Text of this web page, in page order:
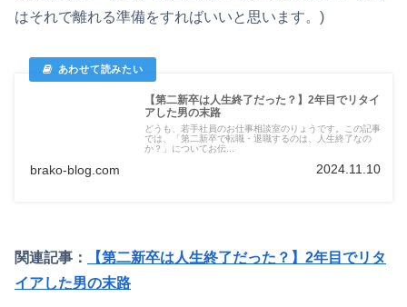
はそれで離れる準備をすればいいと思います。)
【第二新卒は人生終了だった？】2年目でリタイ
アした男の末路
どうも、若手社員のお仕事相談室のりょうです。この記事
では、「第二新卒で転職・退職するのは、人生終了なの
か？」についてお伝...
brako-blog.com 2024.11.10
関連記事：
【第二新卒は人生終了だった？】2年目でリタ
イアした男の末路